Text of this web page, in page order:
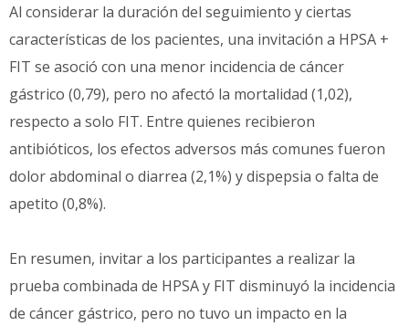
Al considerar la duración del seguimiento y ciertas
características de los pacientes, una invitación a HPSA +
FIT se asoció con una menor incidencia de cáncer
gástrico (0,79), pero no afectó la mortalidad (1,02),
respecto a solo FIT. Entre quienes recibieron
antibióticos, los efectos adversos más comunes fueron
dolor abdominal o diarrea (2,1%) y dispepsia o falta de
apetito (0,8%).
En resumen, invitar a los participantes a realizar la
prueba combinada de HPSA y FIT disminuyó la incidencia
de cáncer gástrico, pero no tuvo un impacto en la